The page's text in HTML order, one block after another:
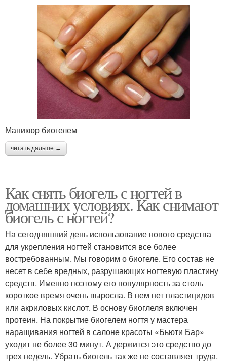
Маникюр биогелем
читать дальше →
Как снять биогель с ногтей в
домашних условиях. Как снимают
биогель с ногтей?
На сегодняшний день использование нового средства
для укрепления ногтей становится все более
востребованным. Мы говорим о биогеле. Его состав не
несет в себе вредных, разрушающих ногтевую пластину
средств. Именно поэтому его популярность за столь
короткое время очень выросла. В нем нет пластицидов
или акриловых кислот. В основу биоглеля включен
протеин. На покрытие биогелем ногтя у мастера
наращивания ногтей в салоне красоты «Бьюти Бар»
уходит не более 30 минут. А держится это средство до
трех недель. Убрать биогель так же не составляет труда.